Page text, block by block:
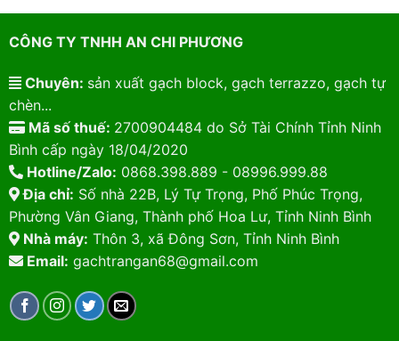
CÔNG TY TNHH AN CHI PHƯƠNG
Chuyên: sản xuất gạch block, gạch terrazzo, gạch tự
chèn...
Mã số thuế: 2700904484 do Sở Tài Chính Tỉnh Ninh
Bình cấp ngày 18/04/2020
Hotline/Zalo: 0868.398.889 - 08996.999.88
Địa chỉ: Số nhà 22B, Lý Tự Trọng, Phố Phúc Trọng,
Phường Vân Giang, Thành phố Hoa Lư, Tỉnh Ninh Bình
Nhà máy: Thôn 3, xã Đông Sơn, Tỉnh Ninh Bình
Email: gachtrangan68@gmail.com